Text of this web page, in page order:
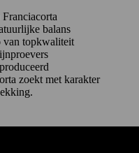
balans
van topkwaliteit
zoekt met karakter